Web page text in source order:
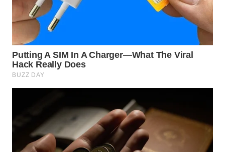
SEMARANG
WN
SOLO
WN
MADURA
WN